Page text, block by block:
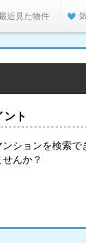
近見た物件
ント
ションを検索
んか？